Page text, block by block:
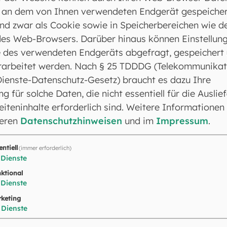
werden durch den Übertritt aus einer anderen
Katholische Kirche übertreten will, nimmt am
der Katholischen Kirche. Auch orthodoxe Christen,
sind, nehmen am Kurs teil und werden an seinem
: für Menschen, die aus der Kirche
dem von Ihnen verwendeten Endgerät
zwar als Cookie sowie in Speicherbereichen wie
Web-Browsers. Darüber hinaus können
des verwendeten Endgeräts abgefragt, gespeichert
werden. Nach § 25 TDDDG
Datenschutz-Gesetz) braucht es dazu Ihre
für solche Daten, die nicht essentiell für die
erforderlich sind. Weitere Informationen
Datenschutzhinweisen und im Impressum.
(immer erforderlich)
Dienste
Dienste
Dienste